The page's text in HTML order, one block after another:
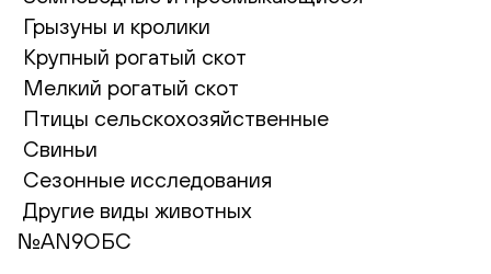
Грызуны и кролики
Крупный рогатый скот
Мелкий рогатый скот
Птицы сельскохозяйственные
Свиньи
Сезонные исследования
Другие виды животных
№AN9ОБС